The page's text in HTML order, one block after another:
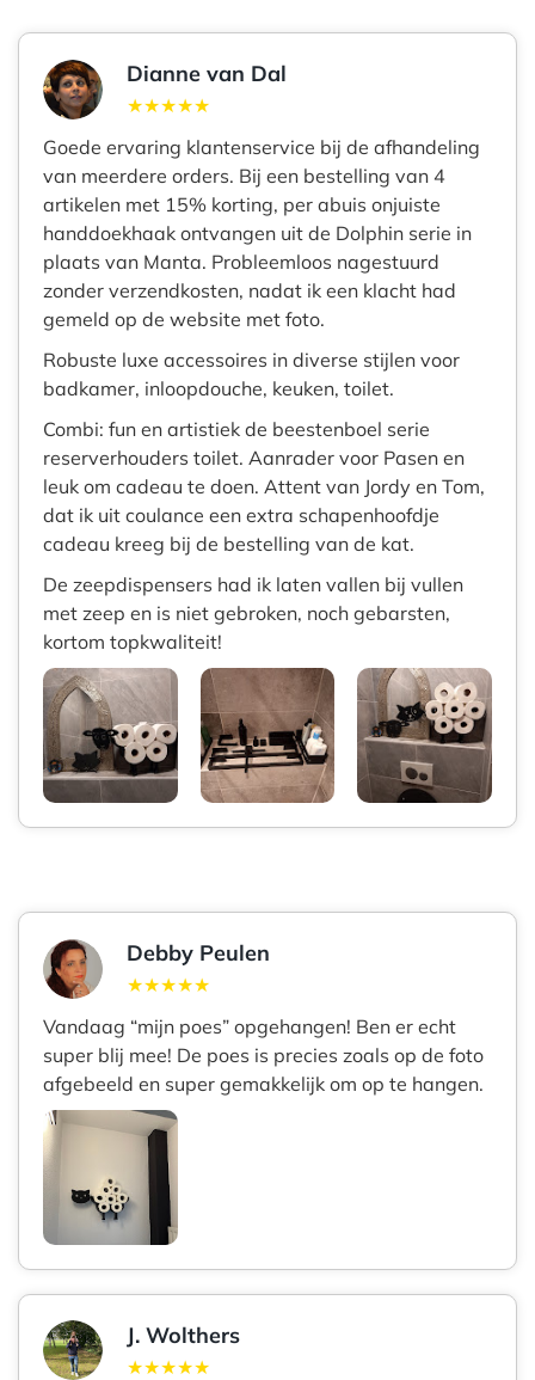
Dianne van Dal
★★★★★
Goede ervaring klantenservice bij de afhandeling
van meerdere orders. Bij een bestelling van 4
artikelen met 15% korting, per abuis onjuiste
handdoekhaak ontvangen uit de Dolphin serie in
plaats van Manta. Probleemloos nagestuurd
zonder verzendkosten, nadat ik een klacht had
gemeld op de website met foto.
Robuste luxe accessoires in diverse stijlen voor
badkamer, inloopdouche, keuken, toilet.
Combi: fun en artistiek de beestenboel serie
reserverhouders toilet. Aanrader voor Pasen en
leuk om cadeau te doen. Attent van Jordy en Tom,
dat ik uit coulance een extra schapenhoofdje
cadeau kreeg bij de bestelling van de kat.
De zeepdispensers had ik laten vallen bij vullen
met zeep en is niet gebroken, noch gebarsten,
kortom topkwaliteit!
Debby Peulen
★★★★★
Vandaag “mijn poes” opgehangen! Ben er echt
super blij mee! De poes is precies zoals op de foto
afgebeeld en super gemakkelijk om op te hangen.
J. Wolthers
★★★★★